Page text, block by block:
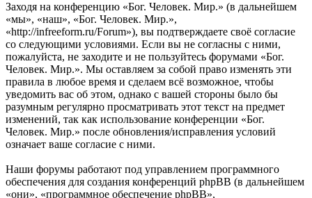
Заходя на конференцию «Бог. Человек. Мир.» (в дальнейшем
«мы», «наш», «Бог. Человек. Мир.»,
«http://infreeform.ru/Forum»), вы подтверждаете своё согласие
со следующими условиями. Если вы не согласны с ними,
пожалуйста, не заходите и не пользуйтесь форумами «Бог.
Человек. Мир.». Мы оставляем за собой право изменять эти
правила в любое время и сделаем всё возможное, чтобы
уведомить вас об этом, однако с вашей стороны было бы
разумным регулярно просматривать этот текст на предмет
изменений, так как использование конференции «Бог.
Человек. Мир.» после обновления/исправления условий
означает ваше согласие с ними.
Наши форумы работают под управлением программного
обеспечения для создания конференций phpBB (в дальнейшем
«они», «программное обеспечение phpBB»,